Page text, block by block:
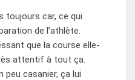
toujours car, ce qui
de l’athlète.
que la course elle-
attentif à tout ça.
peu casanier, ça lui